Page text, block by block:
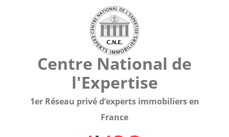
Centre National de
l'Expertise
1er Réseau privé d’experts immobiliers en
France